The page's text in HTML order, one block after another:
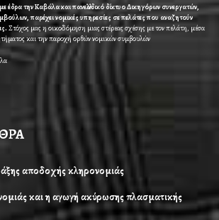
έδρα την Καβάλα και πανελλαδικό δίκτυο Δικηγόρων συνεργατών,
παρέχει νομικές υπηρεσίες σε πελάτες που αναζητούν
Στόχος μας η οικοδόμηση μιας στέρεας σχέσης με τον πελάτη, μέσα
και την παροχή ορθών νομικών συμβουλών
αποδοχής κληρονομιάς
και η αγωγή ακύρωσης πλασματικής